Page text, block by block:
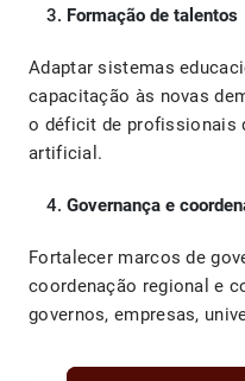
Formação de talentos
Adaptar sistemas
capacitação às novas
o déficit de profissionais
artificial.
Governança e
Fortalecer marcos de
coordenação regional e
governos, empresas,